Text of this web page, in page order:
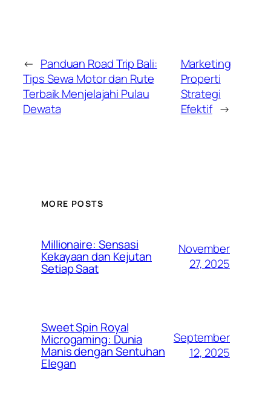
← Panduan Road Trip Bali:
Tips Sewa Motor dan Rute
Terbaik Menjelajahi Pulau
Dewata
Marketing
Properti
Strategi
Efektif →
MORE POSTS
Millionaire: Sensasi
Kekayaan dan Kejutan
Setiap Saat
November
27, 2025
Sweet Spin Royal
Microgaming: Dunia
Manis dengan Sentuhan
Elegan
September
12, 2025